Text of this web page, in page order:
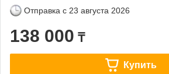
Отправка с 23 августа 2026
138 000 ₸
Купить